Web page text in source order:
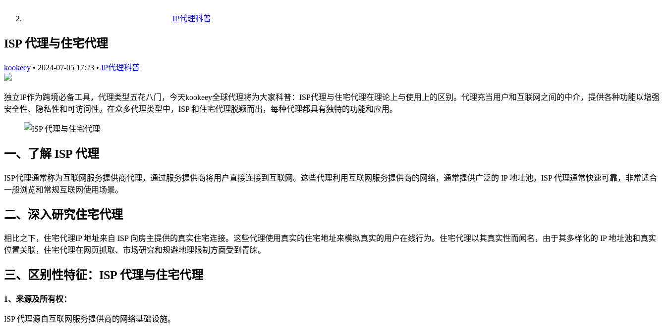
IP代理科普
ISP 代理与住宅代理
kookeey • 2024-07-05 17:23 • IP代理科普
独立IP作为跨境必备工具，代理类型五花八门，今天kookeey全球代理将为大家科普：ISP代理与住宅代理在理论上与使用上的区别。代理充当用户和互联网之间的中介，提供各种功能以增强
安全性、隐私性和可访问性。在众多代理类型中，ISP 和住宅代理脱颖而出，每种代理都具有独特的功能和应用。
一、了解 ISP 代理
ISP代理通常称为互联网服务提供商代理，通过服务提供商将用户直接连接到互联网。这些代理利用互联网服务提供商的网络，通常提供广泛的 IP 地址池。ISP 代理通常快速可靠，非常适合
一般浏览和常规互联网使用场景。
二、深入研究住宅代理
相比之下，住宅代理IP 地址来自 ISP 向房主提供的真实住宅连接。这些代理使用真实的住宅地址来模拟真实的用户在线行为。住宅代理以其真实性而闻名，由于其多样化的 IP 地址池和真实
位置关联，住宅代理在网页抓取、市场研究和规避地理限制方面受到青睐。
三、区别性特征：ISP 代理与住宅代理
1、来源及所有权：
ISP 代理源自互联网服务提供商的网络基础设施。